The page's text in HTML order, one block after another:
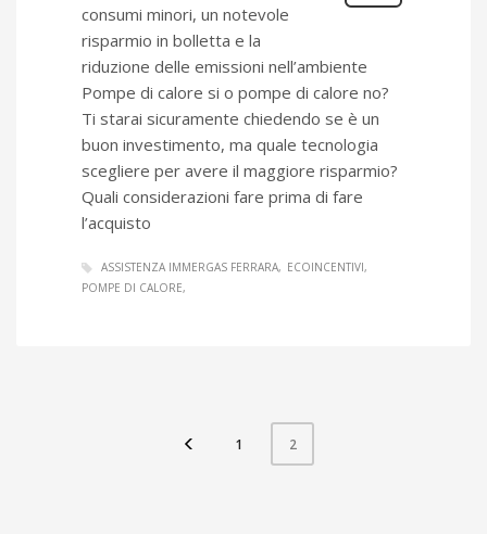
consumi minori, un notevole
risparmio in bolletta e la
riduzione delle emissioni nell’ambiente
Pompe di calore si o pompe di calore no?
Ti starai sicuramente chiedendo se è un
buon investimento, ma quale tecnologia
scegliere per avere il maggiore risparmio?
Quali considerazioni fare prima di fare
l’acquisto
ASSISTENZA IMMERGAS FERRARA
ECOINCENTIVI
POMPE DI CALORE
1 2